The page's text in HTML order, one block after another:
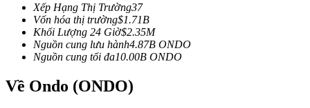
Futures sử dụng USDC làm tài sản thế chấp
Xếp Hạng Thị Trường37
Vốn hóa thị trường$1.71B
Khối Lượng 24 Giờ$2.35M
Nguồn cung lưu hành4.87B ONDO
Nguồn cung tối đa10.00B ONDO
Về Ondo (ONDO)